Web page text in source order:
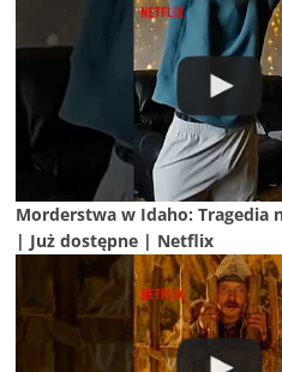
Morderstwa w Idaho: Tragedia
| Już dostępne | Netflix